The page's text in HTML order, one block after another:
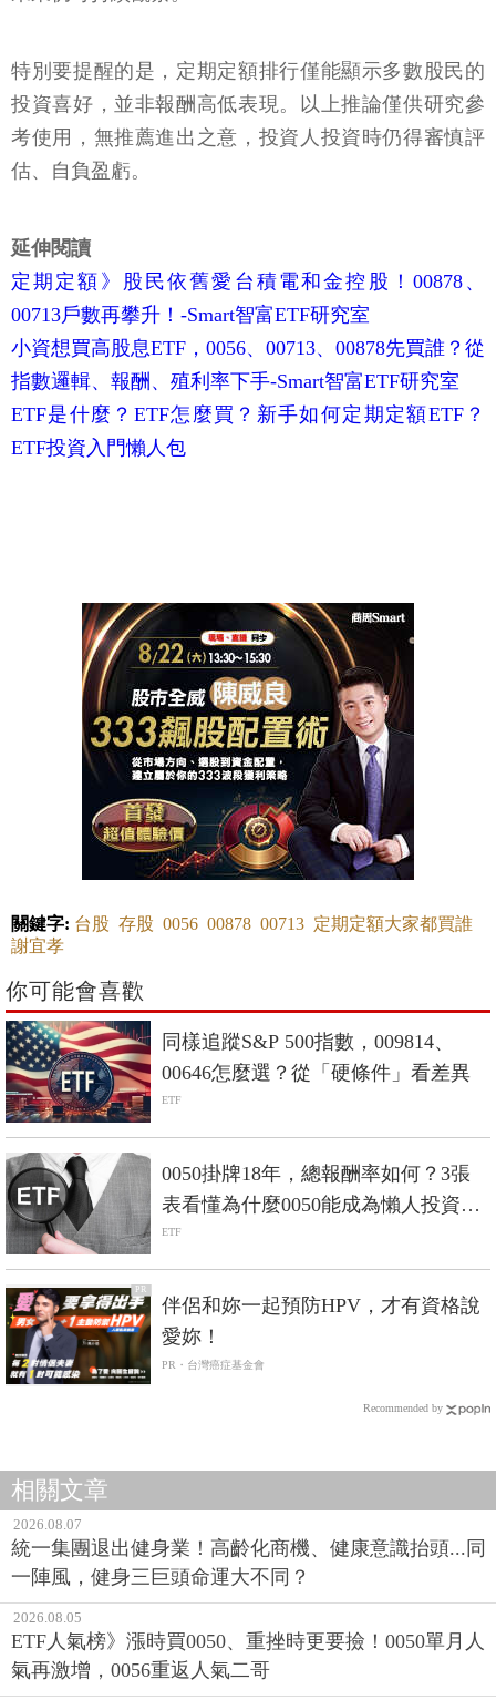
特別要提醒的是，定期定額排行僅能顯示多數股民的
投資喜好，並非報酬高低表現。以上推論僅供研究參
考使用，無推薦進出之意，投資人投資時仍得審慎評
估、自負盈虧。
延伸閱讀
定期定額》股民依舊愛台積電和金控股！00878、
00713戶數再攀升！-Smart智富ETF研究室
小資想買高股息ETF，0056、00713、00878先買誰？從
指數邏輯、報酬、殖利率下手-Smart智富ETF研究室
ETF是什麼？ETF怎麼買？新手如何定期定額ETF？
ETF投資入門懶人包
關鍵字: 台股 存股 0056 00878 00713 定期定額大家都買誰
謝宜孝
你可能會喜歡
同樣追蹤S&P 500指數，009814、
00646怎麼選？從「硬條件」看差異
ETF
0050掛牌18年，總報酬率如何？3張
表看懂為什麼0050能成為懶人投資首
選ETF
ETF
PR
伴侶和妳一起預防HPV，才有資格說
愛妳！
PR・台灣癌症基金會
Recommended by
相關文章
2026.08.07
統一集團退出健身業！高齡化商機、健康意識抬頭...同
一陣風，健身三巨頭命運大不同？
2026.08.05
ETF人氣榜》漲時買0050、重挫時更要撿！0050單月人
氣再激增，0056重返人氣二哥